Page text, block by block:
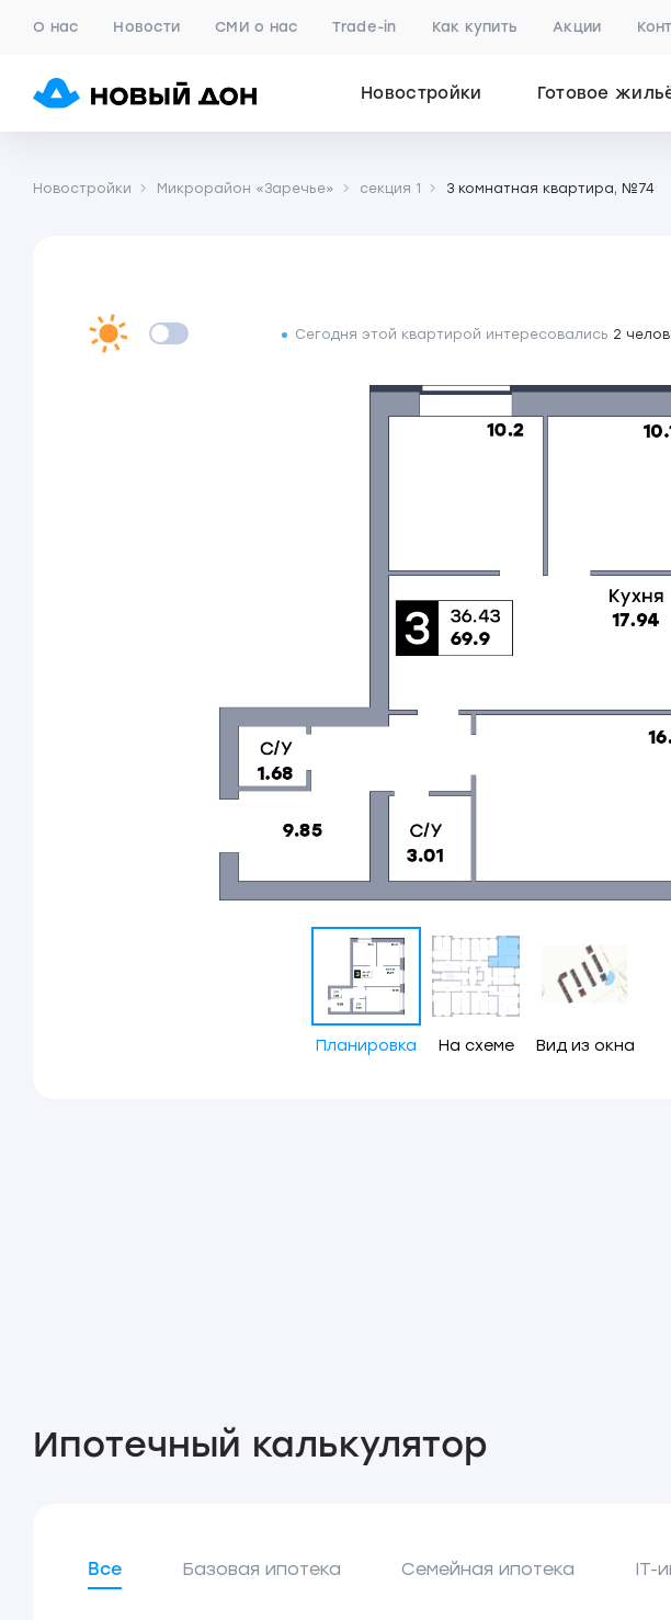
О нас Новости СМИ о нас Trade-in Как купить Акции
Новостройки Готовое
Новостройки Микрорайон «Заречье» секция 1 3 комнатная квартира, №74
Сегодня этой квартирой интересовались 2
Планировка На схеме Вид из окна
Ипотечный калькулятор
Все Базовая ипотека Семейная ипотека IT-